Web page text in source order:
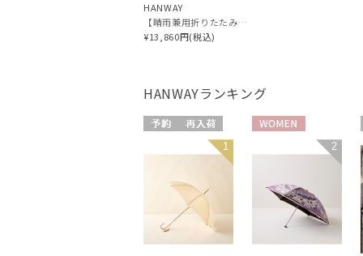
HANWAY
【晴雨兼用折りたたみ日傘】ハンウェイ (HANWAY) Dignified -凛とした- 雨の日OK 軽量 一級遮光 遮熱 UV 晴雨兼用暑さ対策、紫外線対策、親骨：～50cm
¥13,860円(税込)
HANWAYランキング
再入荷
WOMEN
1 2